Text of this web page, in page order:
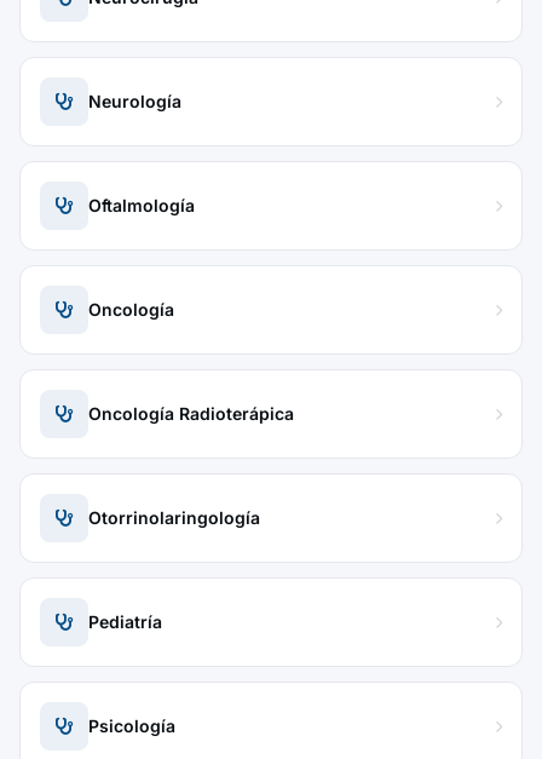
Neurología
Oftalmología
Oncología
Oncología Radioterápica
Otorrinolaringología
Pediatría
Psicología